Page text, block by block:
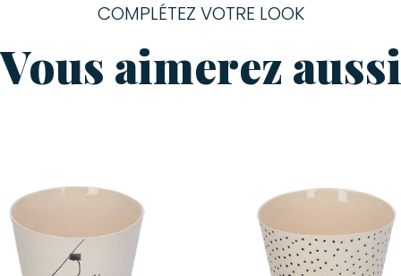
COMPLÉTEZ VOTRE LOOK
Vous aimerez aussi